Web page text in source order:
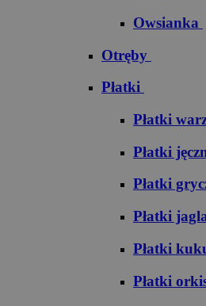
Owsianka
Otręby
Płatki
Płatki
Płatki
Płatki
Płatki
Płatki
Płatki